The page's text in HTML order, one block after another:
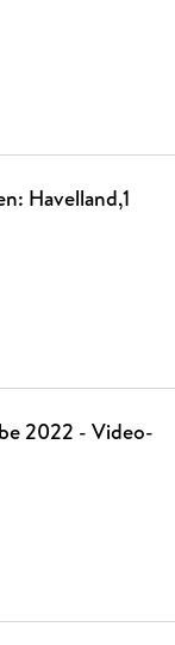
Havelland,1
2022 - Video-